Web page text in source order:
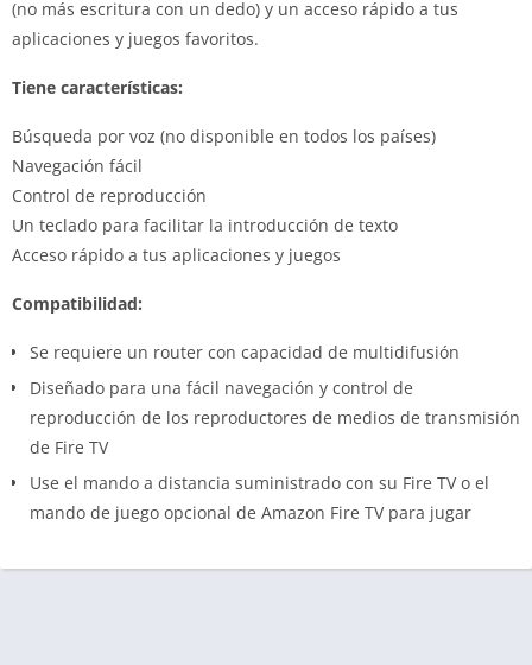
(no más escritura con un dedo) y un acceso rápido a tus
aplicaciones y juegos favoritos.
Tiene características:
Búsqueda por voz (no disponible en todos los países)
Navegación fácil
Control de reproducción
Un teclado para facilitar la introducción de texto
Acceso rápido a tus aplicaciones y juegos
Compatibilidad:
Se requiere un router con capacidad de multidifusión
Diseñado para una fácil navegación y control de
reproducción de los reproductores de medios de transmisión
de Fire TV
Use el mando a distancia suministrado con su Fire TV o el
mando de juego opcional de Amazon Fire TV para jugar